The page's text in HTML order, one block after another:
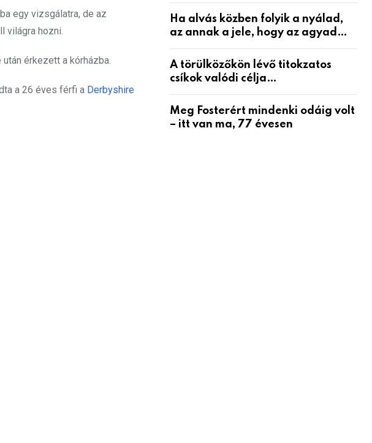
egy vizsgálatra, de az
világra hozni.
érkezett a kórházba.
a 26 éves férfi a Derbyshire
Ha alvás közben folyik a nyálad,
az annak a jele, hogy az agyad…
A törülközőkön lévő titokzatos
csíkok valódi célja…
Meg Fosterért mindenki odáig volt
– itt van ma, 77 évesen